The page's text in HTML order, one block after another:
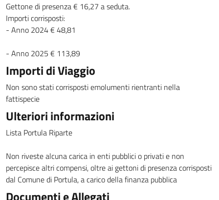
Gettone di presenza € 16,27 a seduta.
Importi corrisposti:
- Anno 2024 € 48,81
- Anno 2025 € 113,89
Importi di Viaggio
Non sono stati corrisposti emolumenti rientranti nella
fattispecie
Ulteriori informazioni
Lista Portula Riparte
Non riveste alcuna carica in enti pubblici o privati e non
percepisce altri compensi, oltre ai gettoni di presenza corrisposti
dal Comune di Portula, a carico della finanza pubblica